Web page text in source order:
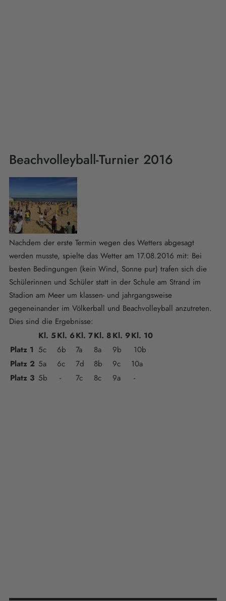
Beachvolleyball-Turnier 2016
Nachdem der erste Termin wegen des Wetters abgesagt
werden musste, spielte das Wetter am 17.08.2016 mit: Bei
besten Bedingungen (kein Wind, Sonne pur) trafen sich die
Schülerinnen und Schüler statt in der Schule am Strand im
Stadion am Meer um klassen- und jahrgangsweise
gegeneinander im Völkerball und Beachvolleyball anzutreten.
Dies sind die Ergebnisse:
Kl. 5Kl. 6Kl. 7Kl. 8Kl. 9Kl. 10
Platz 1 5c 6b 7a 8a 9b
10b
Platz 2 5a 6c 7d 8b 9c
10a
Platz 3 5b - 7c 8c 9a -